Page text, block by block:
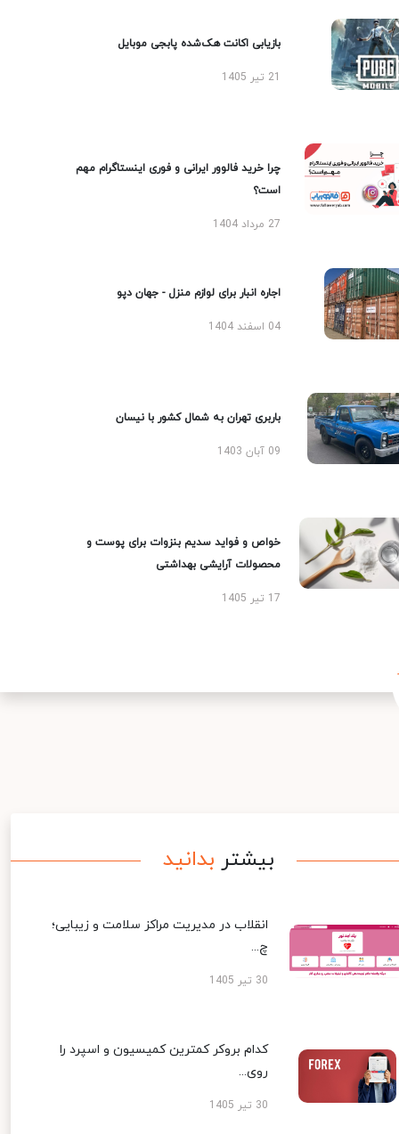
بازیابی اکانت هک‌شده پابجی موبایل
چرا خرید فالوور ایرانی و فوری اینستاگرام مهم
است؟
27 مرداد 1404
اجاره انبار برای لوازم منزل - جهان دپو
04 اسفند 1404
باربری تهران به شمال کشور با نیسان
09 آبان 1403
خواص و فواید سدیم بنزوات برای پوست و
محصولات آرایشی بهداشتی
17 تیر 1405
بیشتر بدانید
انقلاب در مدیریت مراکز سلامت و زیبایی؛
چ...
30 تیر 1405
کدام بروکر کمترین کمیسیون و اسپرد را
روی...
30 تیر 1405